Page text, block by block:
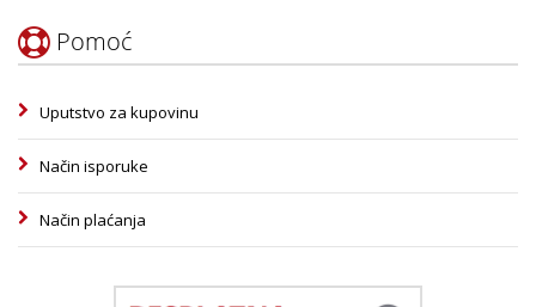
Pomoć
Uputstvo za kupovinu
Način isporuke
Način plaćanja